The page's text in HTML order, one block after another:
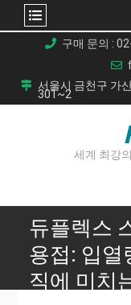
content
구매 문의 :
서울시 금천구 가
301~2
세계 최강
듀플렉스
용접: 입열
직에 미치